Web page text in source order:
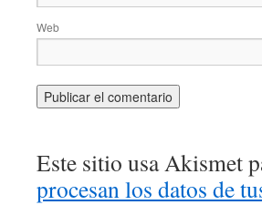
Web
Este sitio usa Akismet
procesan los datos de